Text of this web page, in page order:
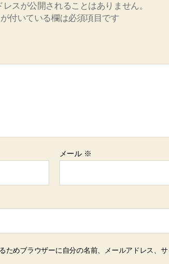
レスが公開されることはありません。
が付いている欄は必須項目です
メール ※
ためブラウザーに自分の名前、メールアドレス、